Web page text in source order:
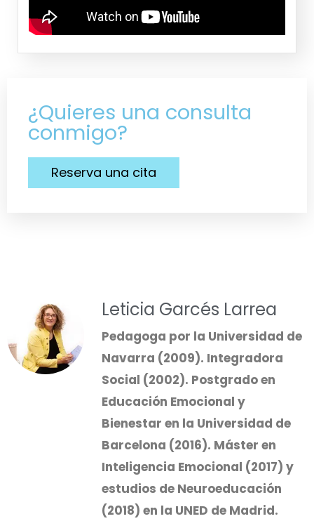
¿Quieres una consulta
conmigo?
Reserva una cita
Leticia Garcés Larrea
Pedagoga por la Universidad de
Navarra (2009). Integradora
Social (2002). Postgrado en
Educación Emocional y
Bienestar en la Universidad de
Barcelona (2016). Máster en
Inteligencia Emocional (2017) y
estudios de Neuroeducación
(2018) en la UNED de Madrid.